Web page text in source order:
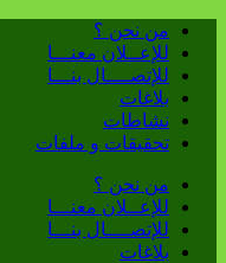
من نحن ؟
للإعــلان معنـــا
للإتصــــال بنـــا
بلاغات
نشاطات
تحقيقات و ملفات
من نحن ؟
للإعــلان معنـــا
للإتصــــال بنـــا
بلاغات